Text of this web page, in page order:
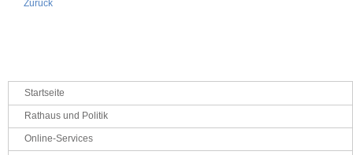
Zurück
Navigation
überspringen
Startseite
Rathaus und Politik
Online-Services